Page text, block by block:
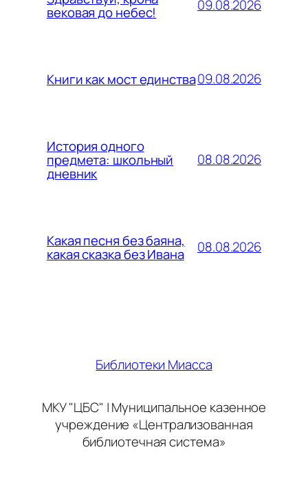
вековая до небес! 09.08.2026
Книги как мост единства09.08.2026
История одного
предмета: школьный
дневник
08.08.2026
Какая песня без баяна,
какая сказка без Ивана 08.08.2026
Библиотеки Миасса
МКУ "ЦБС" | Муниципальное казенное
учреждение «Централизованная
библиотечная система»